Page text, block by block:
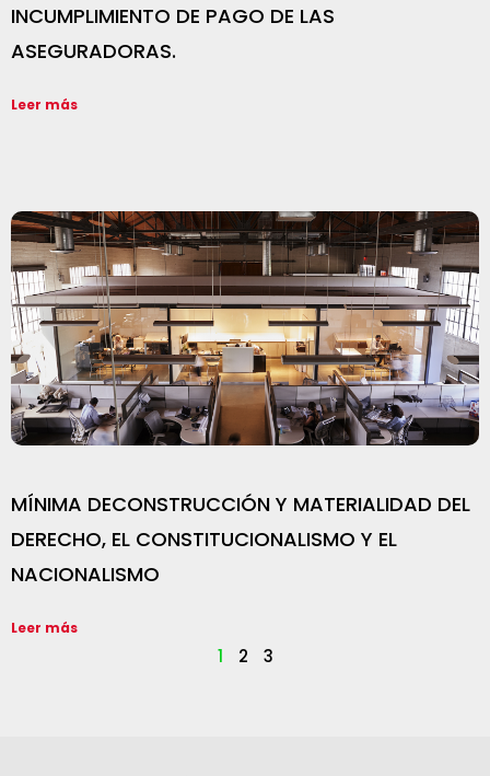
INCUMPLIMIENTO DE PAGO DE LAS
ASEGURADORAS.
Leer más
MÍNIMA DECONSTRUCCIÓN Y MATERIALIDAD DEL
DERECHO, EL CONSTITUCIONALISMO Y EL
NACIONALISMO
Leer más
1 2 3